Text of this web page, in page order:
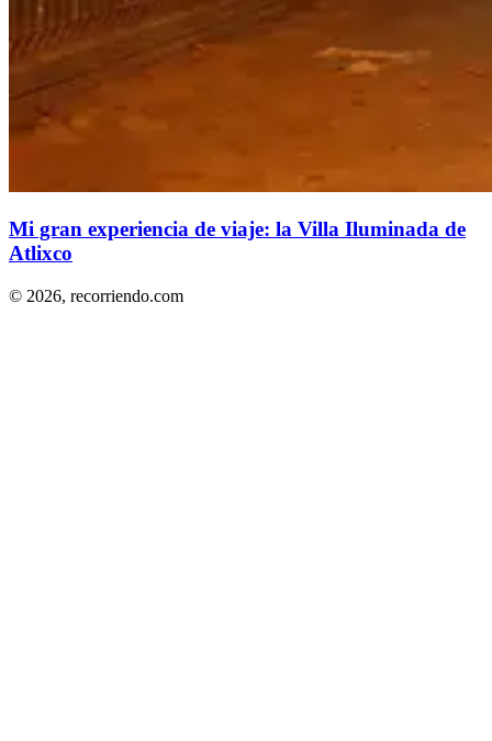
Mi gran experiencia de viaje: la Villa Iluminada de
Atlixco
© 2026, recorriendo.com